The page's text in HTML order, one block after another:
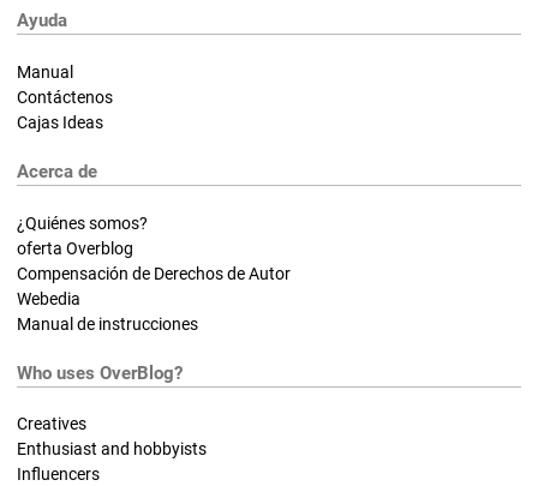
Ayuda
Manual
Contáctenos
Cajas Ideas
Acerca de
¿Quiénes somos?
oferta Overblog
Compensación de Derechos de Autor
Webedia
Manual de instrucciones
Who uses OverBlog?
Creatives
Enthusiast and hobbyists
Influencers